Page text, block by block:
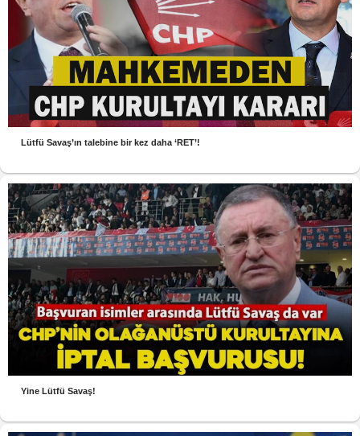
Lütfü Savaş’ın talebine bir kez daha ‘RET’!
Yine Lütfü Savaş!